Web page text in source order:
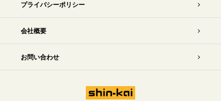
プライバシーポリシー
会社概要
お問い合わせ